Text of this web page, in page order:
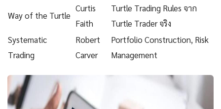
Way of the Turtle
Curtis
Faith
Turtle Trading Rules จาก
Turtle Trader จริง
Systematic
Trading
Robert
Carver
Portfolio Construction, Risk
Management